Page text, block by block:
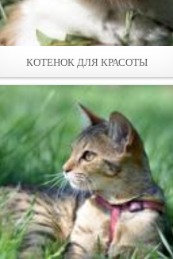
КОТЕНОК ДЛЯ КРАСОТЫ